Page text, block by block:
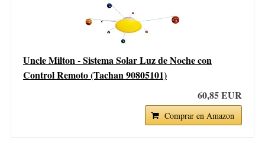
Uncle Milton - Sistema Solar Luz de Noche con
Control Remoto (Tachan 90805101)
60,85 EUR
Comprar en Amazon